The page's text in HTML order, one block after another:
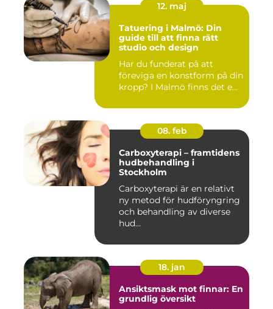
12. maj
Tatuering i Malmö: Din
guide till att finna rätt
studio och design
Har du funderat på att
föreviga en konstform på din
kropp? I Malmö finns det e...
08. feb
Carboxyterapi – framtidens
hudbehandling i
Stockholm
Carboxyterapi är en relativt
ny metod för hudföryngring
och behandling av diverse
hud...
18. jan
Ansiktsmask mot finnar: En
grundlig översikt